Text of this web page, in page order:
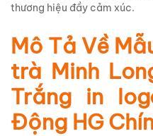
thương hiệu đầy cảm xúc.
Mô Tả Về
trà Minh
Trắng in
Động HG